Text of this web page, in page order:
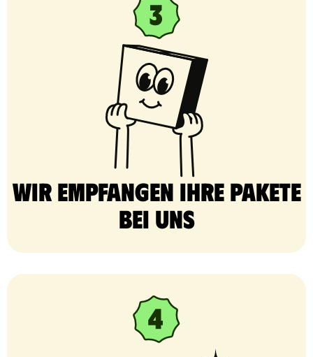
Wir empfangen Ihre Pakete
bei uns